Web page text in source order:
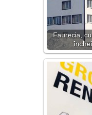
Faurecia,